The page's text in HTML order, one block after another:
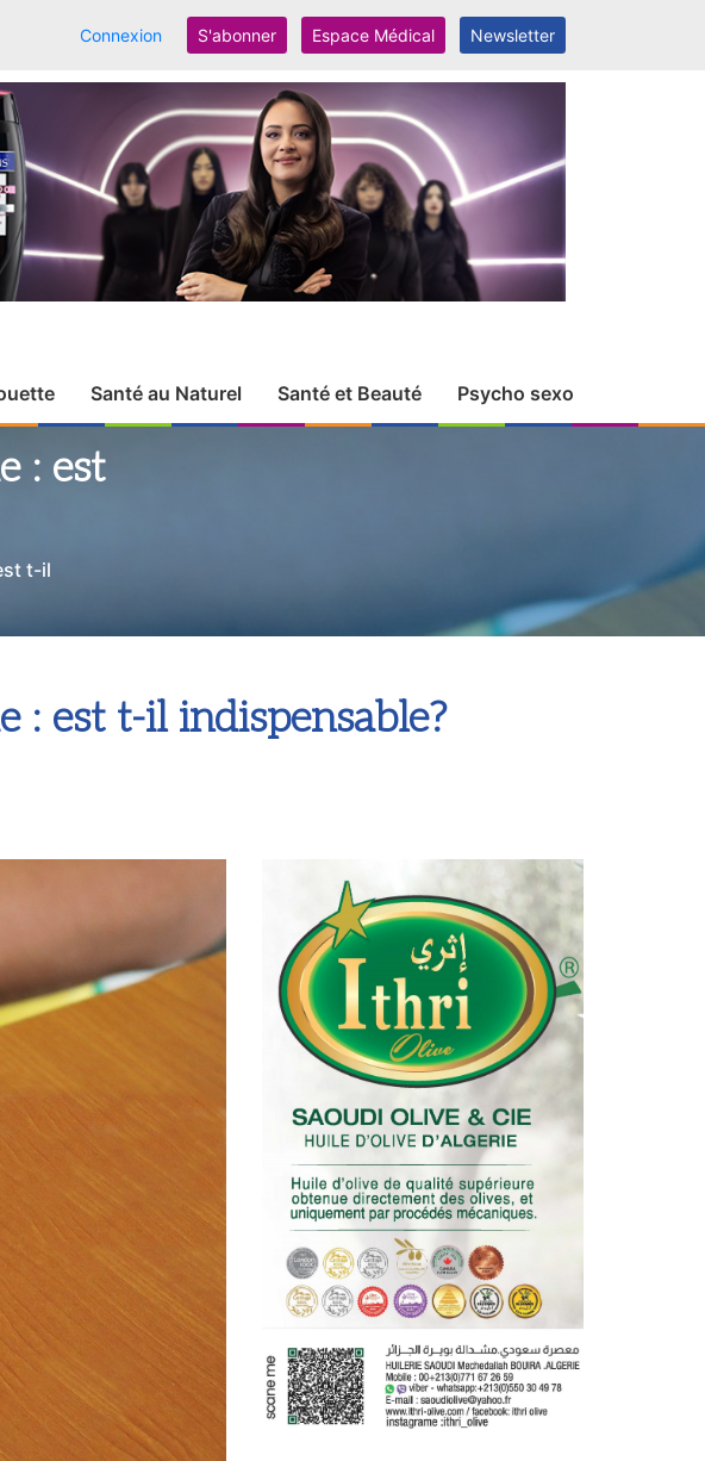
Connexion S'abonner Espace Médical Newsletter
Santé au Naturel Santé et Beauté Psycho sexo
: est
t-il
: est t-il indispensable?